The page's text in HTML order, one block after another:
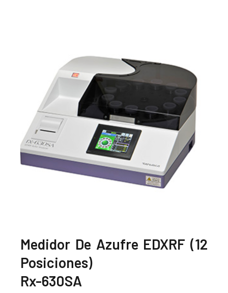
Medidor De Azufre EDXRF (12
Posiciones)
Rx-630SA